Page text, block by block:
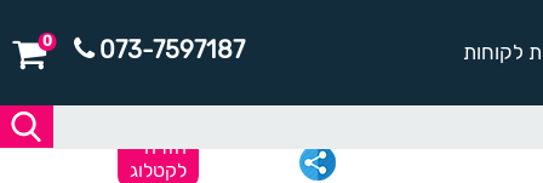
לקוחות 073-7597187
0
חזרה
לקטלוג